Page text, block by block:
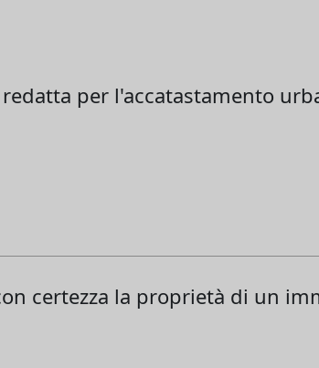
per l'accatastamento
certezza la proprietà di un